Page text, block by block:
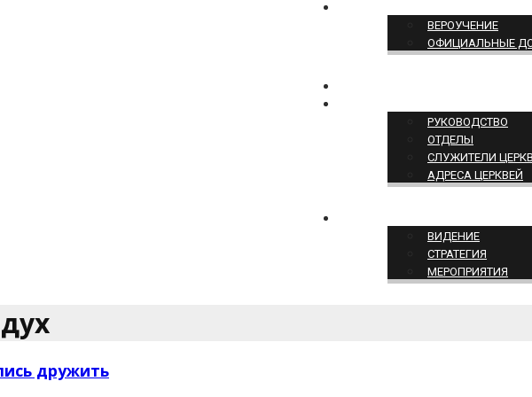
ВЕРОУЧЕНИЕ
ОФИЦИАЛЬНЫЕ
РУКОВОДСТВО
ОТДЕЛЫ
СЛУЖИТЕЛИ
АДРЕСА ЦЕРКВЕЙ
ВИДЕНИЕ
СТРАТЕГИЯ
МЕРОПРИЯТИЯ
дружить